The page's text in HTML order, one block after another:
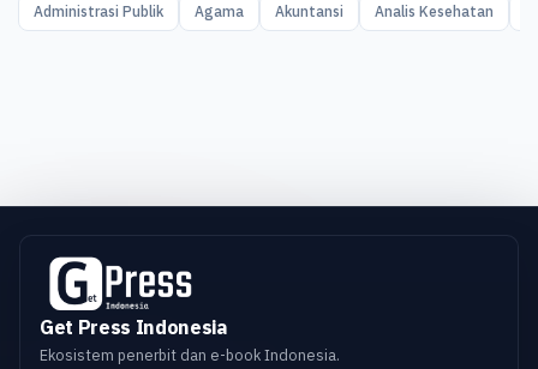
Administrasi Publik Agama Akuntansi Analis Kesehatan
Get Press Indonesia
Ekosistem penerbit dan e-book Indonesia.